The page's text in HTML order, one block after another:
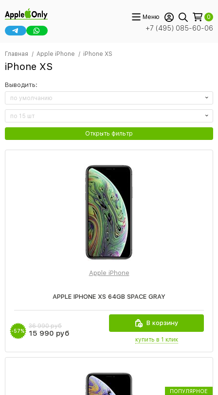
+7 (495) 085-60-06
Меню 0
Главная Apple iPhone iPhone XS
iPhone XS
Выводить:
по умолчанию
по 15 шт
Открыть фильтр
Apple iPhone
APPLE IPHONE XS 64GB SPACE GRAY
-57%
36 990 руб
15 990 руб
В корзину
купить в 1 клик
ПОПУЛЯРНОЕ